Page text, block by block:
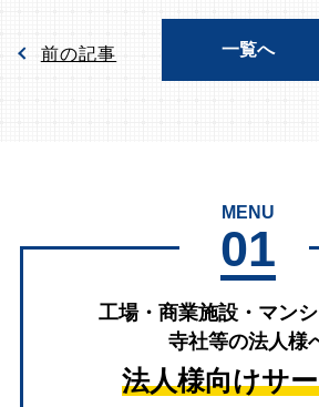
前の記事 一覧へ
MENU
01
工場・商業施設・マン
寺社等の法人様
法人様向けサ